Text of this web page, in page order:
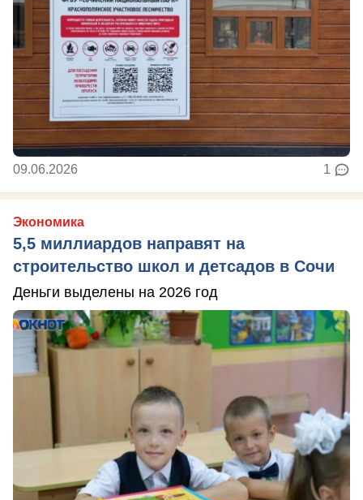
09.06.2026 1
Экономика
5,5 миллиардов направят на
строительство школ и детсадов в Сочи
Деньги выделены на 2026 год